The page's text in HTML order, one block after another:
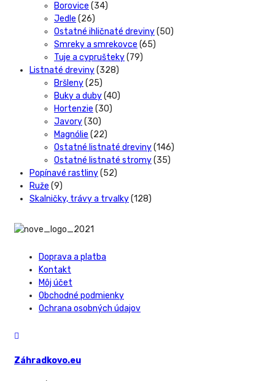
Borovice (34)
Jedle (26)
Ostatné ihličnaté dreviny(50)
Smreky a smrekovce (65)
Tuje a cyprušteky(79)
Listnaté dreviny(328)
Bršleny(25)
Buky a duby(40)
Hortenzie (30)
Javory(30)
Magnólie (22)
Ostatné listnaté dreviny(146)
Ostatné listnaté stromy(35)
Popínavé rastliny(52)
Ruže (9)
Skalničky, trávy a trvalky(128)
Doprava a platba
Kontakt
Môj účet
Obchodné podmienky
Ochrana osobných údajov
Záhradkovo.eu